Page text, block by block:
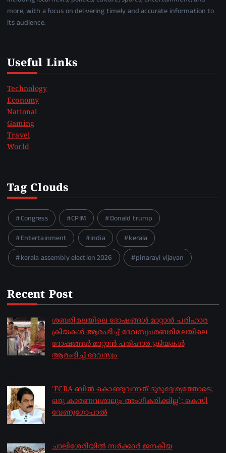
more, with a focus on delivering timely and accurate information to
its audience.
Useful Links
Technology
Economy
National
Gaming
Travel
World
Tag Clouds
Congress CPIM
Donald trump
Entertainment
india
kerala
kerala assembly election 2026
pinarayi vijayan
Recent Post
ശബരിമലയിലെ ദോഷങ്ങൾ മാറ്റാൻ പരിഹാര
ക്രിയകൾ ആരംഭിച്ച് ദേവസ്വംശബരിമലയിലെ
ദോഷങ്ങൾ മാറ്റാൻ പരിഹാര ക്രിയകൾ
ആരംഭിച്ച് ദേവസ്വം
‘FCRA ബിൽ കൊണ്ടുവന്നത് ദുരുദ്ദേശ്യത്തോടെ;
ഒരു കാരണവശാലും അം​ഗീകരിക്കില്ല’; കെസി
വേണു​ഗോപാൽ
ചാലിശേരിയില്‍ സര്‍ക്കാര്‍ ജനകീയ